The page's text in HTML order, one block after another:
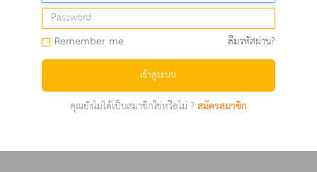
Remember me ลืมรหัสผ่าน?
เข้าสู่ระบบ
คุณยังไม่ได้เป็นสมาชิกใช่หรือไม่ ?สมัครสมาชิก